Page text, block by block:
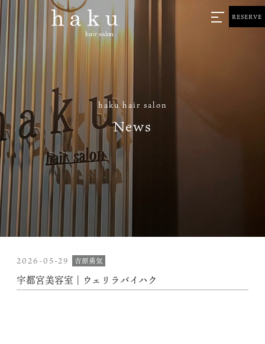
haku hair salon
News
RESERVE
2026-05-29 吉原勇気
宇都宮美容室｜ウェリラバイハク